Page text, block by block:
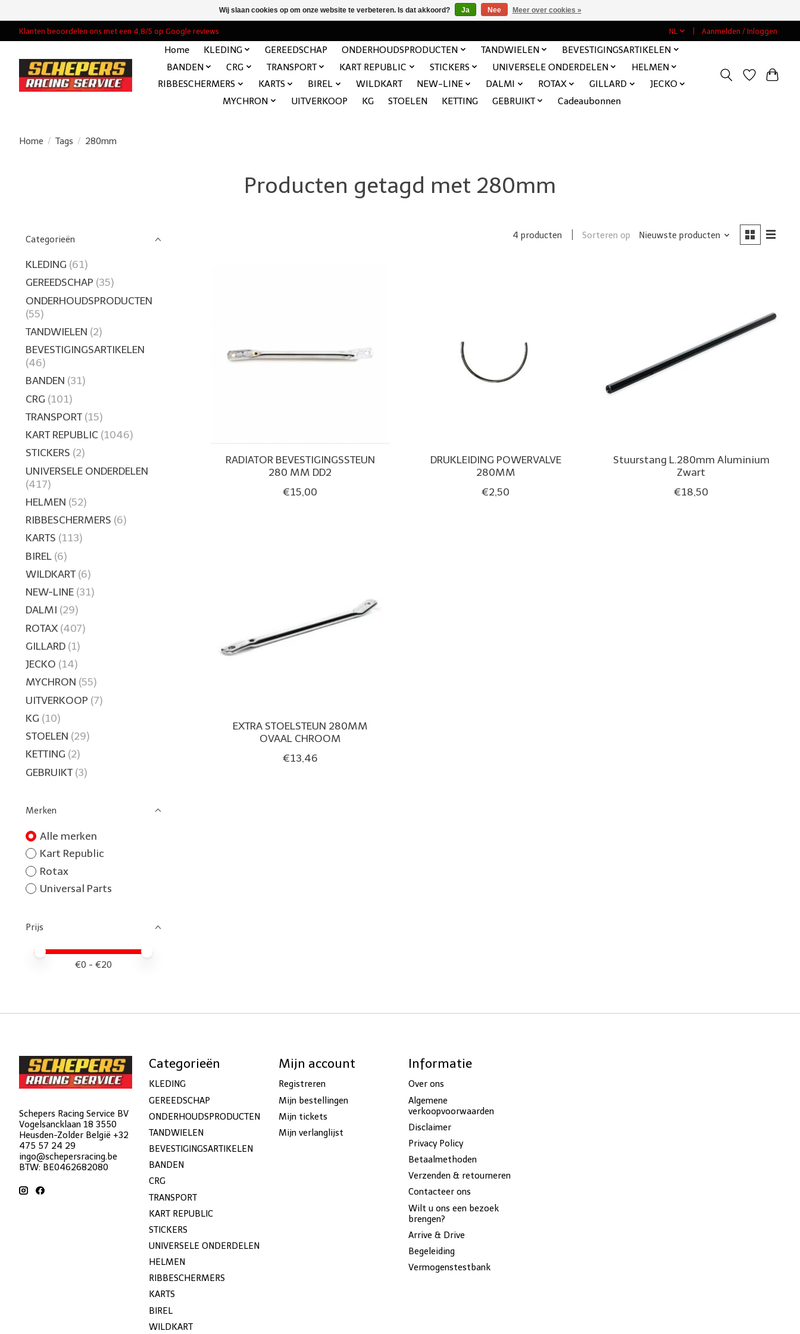
Klanten beoordelen ons met een 4,8/5 op Google reviews NL Aanmelden / Inloggen
Home KLEDING GEREEDSCHAP ONDERHOUDSPRODUCTEN TANDWIELEN
BEVESTIGINGSARTIKELEN
BANDEN
CRG TRANSPORT KART REPUBLIC STICKERS UNIVERSELE ONDERDELEN
HELMEN
RIBBESCHERMERS
KARTS BIREL WILDKART NEW-LINE DALMI ROTAX GILLARD
JECKO
MYCHRON
UITVERKOOP KG STOELEN KETTING GEBRUIKT Cadeaubonnen
Home / Tags / 280mm
Producten getagd met 280mm
Categorieën
KLEDING (61)
GEREEDSCHAP (35)
ONDERHOUDSPRODUCTEN
(55)
TANDWIELEN (2)
BEVESTIGINGSARTIKELEN
(46)
BANDEN (31)
CRG (101)
TRANSPORT (15)
KART REPUBLIC (1046)
STICKERS (2)
UNIVERSELE ONDERDELEN
(417)
HELMEN (52)
RIBBESCHERMERS (6)
KARTS (113)
BIREL (6)
WILDKART (6)
NEW-LINE (31)
DALMI (29)
ROTAX (407)
GILLARD (1)
JECKO (14)
MYCHRON (55)
UITVERKOOP (7)
KG (10)
STOELEN (29)
KETTING (2)
GEBRUIKT (3)
Merken
Alle merken
Kart Republic
Rotax
Universal Parts
Prijs
Minimale prijswaarde
Price maximum value
€0 - €20
4 producten Sorteren op Nieuwste producten
RADIATOR BEVESTIGINGSSTEUN
280 MM DD2
€15,00
DRUKLEIDING POWERVALVE
280MM
€2,50
Stuurstang L.280mm Aluminium
Zwart
€18,50
EXTRA STOELSTEUN 280MM
OVAAL CHROOM
€13,46
Schepers Racing Service BV
Vogelsancklaan 18 3550
Heusden-Zolder België +32
475 57 24 29
ingo@schepersracing.be
BTW: BE0462682080
Categorieën
KLEDING
GEREEDSCHAP
ONDERHOUDSPRODUCTEN
TANDWIELEN
BEVESTIGINGSARTIKELEN
BANDEN
CRG
TRANSPORT
KART REPUBLIC
STICKERS
UNIVERSELE ONDERDELEN
HELMEN
RIBBESCHERMERS
KARTS
BIREL
WILDKART
Mijn account
Registreren
Mijn bestellingen
Mijn tickets
Mijn verlanglijst
Informatie
Over ons
Algemene
verkoopvoorwaarden
Disclaimer
Privacy Policy
Betaalmethoden
Verzenden & retourneren
Contacteer ons
Wilt u ons een bezoek
brengen?
Arrive & Drive
Begeleiding
Vermogenstestbank
Wij slaan cookies op om onze website te verbeteren. Is dat akkoord? Ja Nee Meer over cookies »